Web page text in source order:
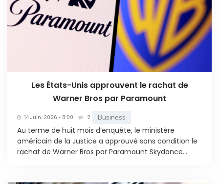
Les États-Unis approuvent le rachat de
Warner Bros par Paramount
14 Juin. 2026 • 8:00 2 Business
Au terme de huit mois d’enquête, le ministère
américain de la Justice a approuvé sans condition le
rachat de Warner Bros par Paramount Skydance...